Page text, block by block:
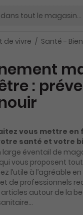
de vivre Santé -
:
vous mettre en
santé et votre
large éventail de
vous proposent
l’utile à l’agréable
de professionnels
articles autour de la